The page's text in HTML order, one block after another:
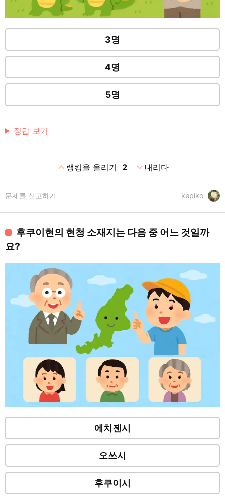
3명
4명
5명
정답 보기
expand_less랭킹을 올리기 2 expand_more내리다
kepiko
문제를 신고하기
후쿠이현의 현청 소재지는 다음 중 어느 것일까
요?
에치젠시
오쓰시
후쿠이시